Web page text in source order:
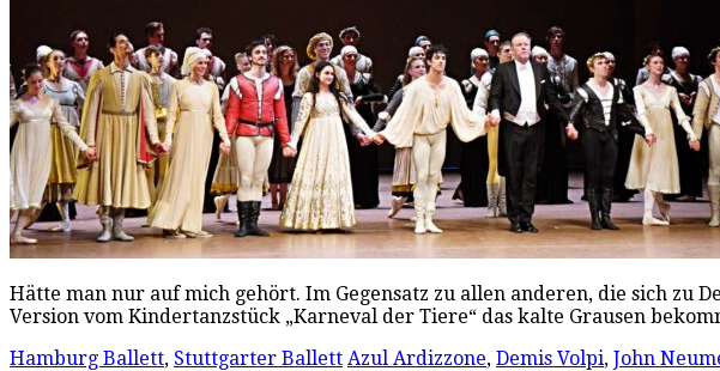
Hätte man nur auf mich gehört. Im Gegensatz zu allen anderen, die sich zu
Version vom Kindertanzstück „Karneval der Tiere“ das kalte Grausen
Hamburg Ballett, Stuttgarter Ballett Azul Ardizzone, Demis Volpi, John